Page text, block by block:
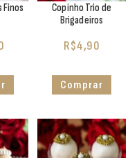
Finos
Copinho Trio de
Brigadeiros
R$4,90
Comprar